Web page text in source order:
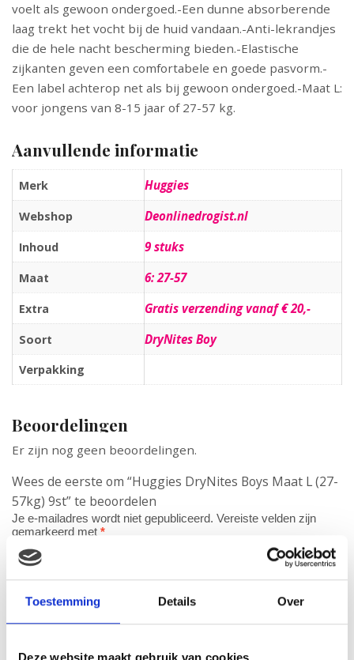
Toestemming Details Over
Deze website maakt gebruik van cookies
voelt als gewoon ondergoed.-Een dunne absorberende
laag trekt het vocht bij de huid vandaan.-Anti-lekrandjes
die de hele nacht bescherming bieden.-Elastische
zijkanten geven een comfortabele en goede pasvorm.-
Een label achterop net als bij gewoon ondergoed.-Maat L:
voor jongens van 8-15 jaar of 27-57 kg.
Aanvullende informatie
Merk Huggies
Webshop Deonlinedrogist.nl
Inhoud 9 stuks
Maat 6: 27-57
Extra Gratis verzending vanaf € 20,-
Soort DryNites Boy
Verpakking
Beoordelingen
Er zijn nog geen beoordelingen.
Wees de eerste om “Huggies DryNites Boys Maat L (27-
57kg) 9st” te beoordelen
Je e-mailadres wordt niet gepubliceerd. Vereiste velden zijn
gemarkeerd met *
Je waardering